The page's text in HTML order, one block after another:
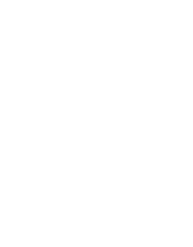
tus marcas favoritas con